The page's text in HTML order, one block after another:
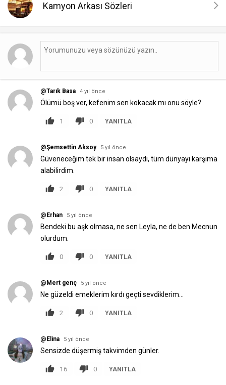
Kamyon Arkası Sözleri
@Tarık Basa 4 yıl önce
Ölümü boş ver, kefenim sen kokacak mı onu söyle?
1 0 YANITLA
@Şemsettin Aksoy 5 yıl önce
Güveneceğim tek bir insan oIsaydı, tüm dünyayı karşıma
aIabiIirdim.
2 0 YANITLA
@Erhan 5 yıl önce
Bendeki bu aşk olmasa, ne sen Leyla, ne de ben Mecnun
olurdum.
0 0 YANITLA
@Mert genç 5 yıl önce
Ne güzeldi emeklerim kırdı geçti sevdiklerim...
2 0 YANITLA
@Elina 5 yıl önce
Sensizde düşermiş takvimden günler.
16 0 YANITLA